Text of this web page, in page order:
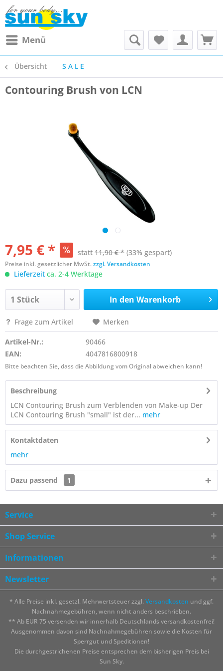
Menü
Übersicht S A L E
Contouring Brush von LCN
7,95 € * statt 11,90 € * (33% gespart)
Preise inkl. gesetzlicher MwSt.zzgl. Versandkosten
Lieferzeit ca. 2-4 Werktage
In den Warenkorb
Frage zum Artikel Merken
Artikel-Nr.:
90466
EAN:
4047816800918
Bitte beachten Sie, dass die Abbildung vom Original abweichen kann!
Beschreibung
LCN Contouring Brush zum Verblenden von Make-up Der
LCN Contouring Brush "small" ist der... mehr
Kontaktdaten
mehr
Dazu passend 1
Service
Shop Service
Informationen
Newsletter
* Alle Preise inkl. gesetzl. Mehrwertsteuer zzgl. Versandkosten und ggf.
Nachnahmegebühren, wenn nicht anders beschrieben.
** Ab EUR 75 versenden wir innerhalb Deutschlands versandkostenfrei!
Ausgenommen davon sind Nachnahmegebühren sowie die Kosten für
Sperrgut und Speditionen!
Die durchgestrichenen Preise entsprechen dem bisherigen Preis bei
Sun Sky.